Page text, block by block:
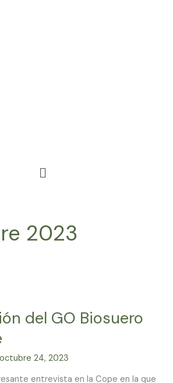
Menú
2023
del GO Biosuero
octubre 24, 2023
entrevista en la Cope en la que